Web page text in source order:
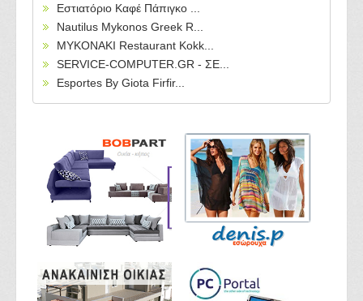
Εστιατόριο Καφέ Πάπιγκο ...
Nautilus Mykonos Greek R...
MYKONAKI Restaurant Kokk...
SERVICE-COMPUTER.GR - ΣΕ...
Esportes By Giota Firfir...